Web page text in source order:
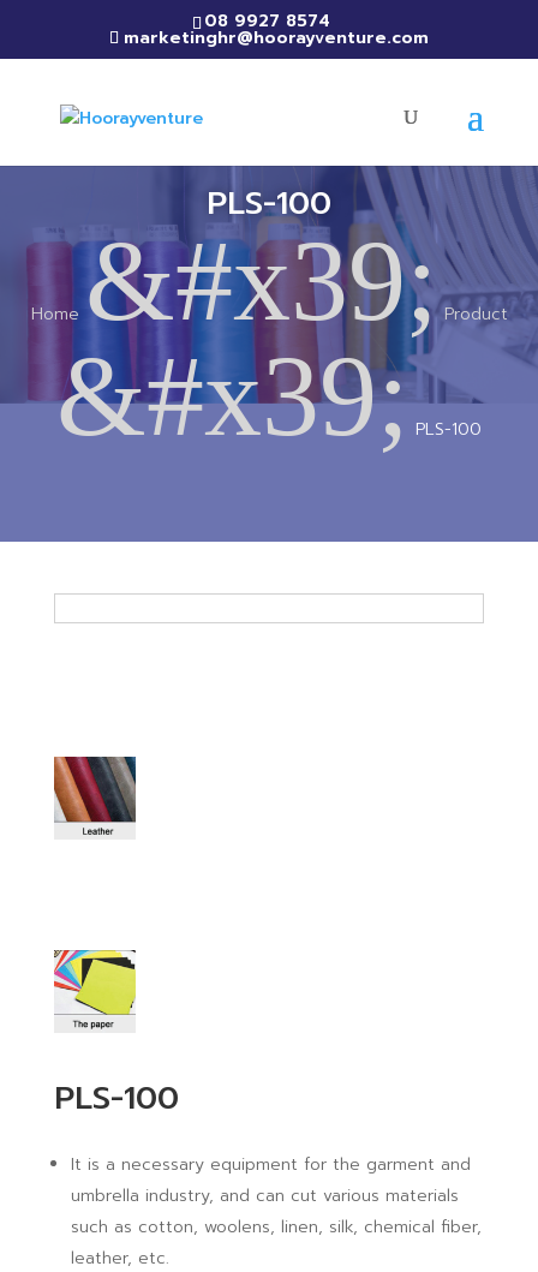
08 9927 8574
marketinghr@hoorayventure.com
PLS-100
Home &#x39; Product
&#x39; PLS-100
PLS-100
It is a necessary equipment for the garment and
umbrella industry, and can cut various materials
such as cotton, woolens, linen, silk, chemical fiber,
leather, etc.